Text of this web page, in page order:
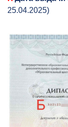
25.04.2025)